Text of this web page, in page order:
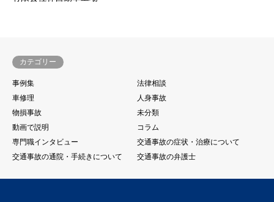
カテゴリー
事例集
法律相談
車修理
人身事故
物損事故
未分類
動画で説明
コラム
専門職インタビュー
交通事故の症状・治療について
交通事故の通院・手続きについて
交通事故の弁護士